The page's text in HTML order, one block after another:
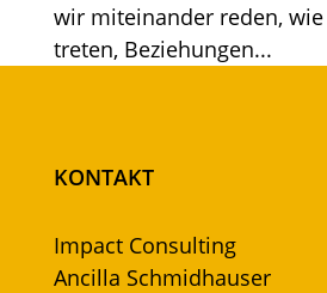
wir miteinander reden,
treten, Beziehungen...
KONTAKT
Impact Consulting
Ancilla Schmidhauser